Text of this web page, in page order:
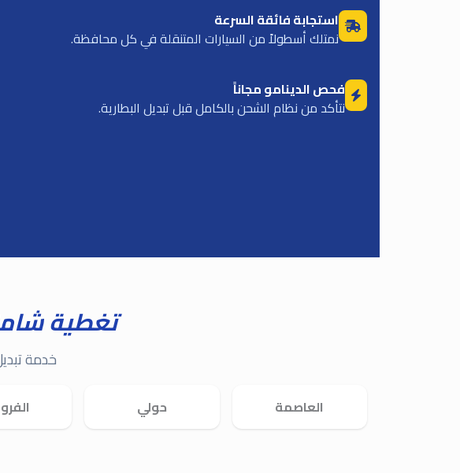
استجابة فائقة السرعة
نمتلك أسطولاً من السيارات المتنقلة في كل محافظة.
فحص الدينامو مجاناً
نتأكد من نظام الشحن بالكامل قبل تبديل البطارية.
تغطية
خدمة
العاصمة حولي